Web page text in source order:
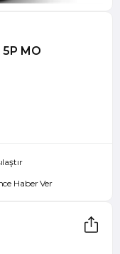
MO
Haber Ver